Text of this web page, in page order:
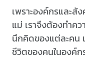
เพราะองค์กรและ
แม่ เราจึงต้องทำค
นึกคิดของแต่ละคน
ชีวิตของคนในองค์ก